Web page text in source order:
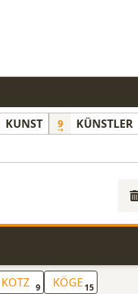
KUNST 9 KÜNSTLER
KOTZ 9 KÖGE 15